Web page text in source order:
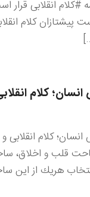
#كلام انقلابی
پیشتازان كلام
کلام
کلام
قلب و اخلاق،
هریك از این